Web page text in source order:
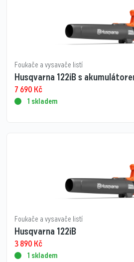
Foukače a vysavače listí
Husqvarna 122iB s
7 690 Kč
1 skladem
Foukače a vysavače listí
Husqvarna 122iB
3 890 Kč
1 skladem